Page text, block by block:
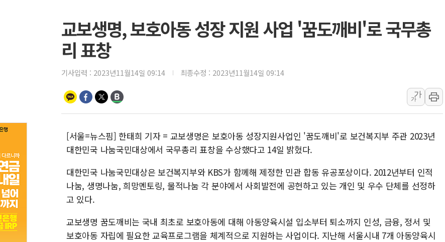
김민석, 강원·대구·경북
[속보] 민주, 강원·대구·
[속보] 민주, 경북 경선
[속보] 민주, 대구 경선
[속보] 민주, 강원 경선
정재헌 CEO, SKT 장
최태원, 노소영에 9440
하나금융, 명동 소상공
인천시 광복절 현수막 '
홈플러스發 대형마트 판
윤준병·이해민 의원, '정
'호우·산사태 주의보'
여야, 황희 '버스 하우스'
교보생명, 보호아동 성장 지원 사업 '꿈도깨비'로 국무총
리 표창
기사입력 : 2023년11월14일 09:14 최종수정 : 2023년11월14일 09:14
가
가
[서울=뉴스핌] 한태희 기자 = 교보생명은 보호아동 성장지원사업인 '꿈도깨비'로 보건복지부 주관 2023년
대한민국 나눔국민대상에서 국무총리 표창을 수상했다고 14일 밝혔다.
대한민국 나눔국민대상은 보건복지부와 KBS가 함께해 제정한 민관 합동 유공포상이다. 2012년부터 인적
나눔, 생명나눔, 희망멘토링, 물적나눔 각 분야에서 사회발전에 공헌하고 있는 개인 및 우수 단체를 선정하
고 있다.
교보생명 꿈도깨비는 국내 최초로 보호아동에 대해 아동양육시설 입소부터 퇴소까지 인성, 금융, 정서 및
보호아동 자립에 필요한 교육프로그램을 체계적으로 지원하는 사업이다. 지난해 서울시내 7개 아동양육시